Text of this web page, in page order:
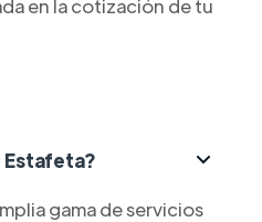
en la cotización de tu
Estafeta?
gama de servicios